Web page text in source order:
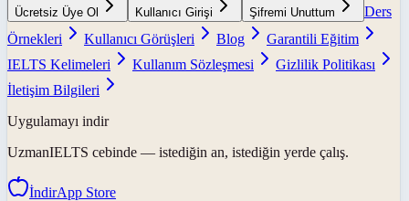
Ücretsiz Üye Ol Kullanıcı Girişi Şifremi Unuttum
Ders
Örnekleri
Kullanıcı Görüşleri Blog
Garantili Eğitim
IELTS Kelimeleri
Kullanım Sözleşmesi
Gizlilik Politikası
İletişim Bilgileri
Uygulamayı indir
UzmanIELTS cebinde — istediğin an, istediğin yerde çalış.
İndirApp Store